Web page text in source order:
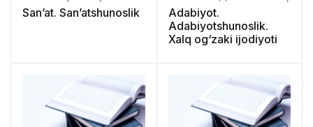
PODSHOLIGI:SULOLALAR,
(36) jild
San’at. San’atshunoslik
Adabiyot.
Adabiyotshunoslik.
Xalq og‘zaki ijodiyoti